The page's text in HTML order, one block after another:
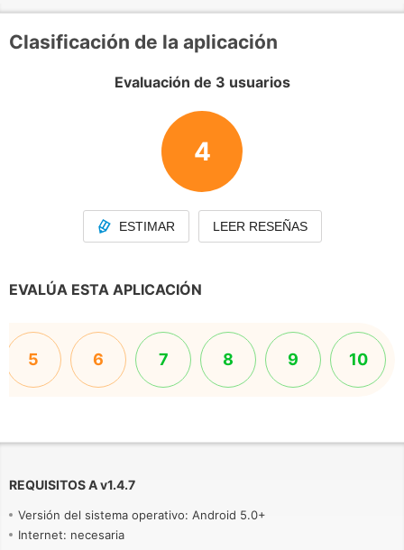
Clasificación de la aplicación
Evaluación de 3 usuarios
4
ESTIMAR LEER RESEÑAS
EVALÚA ESTA APLICACIÓN
5 6 7 8 9 10
REQUISITOS Av1.4.7
Versión del sistema operativo: Android 5.0+
Internet: necesaria